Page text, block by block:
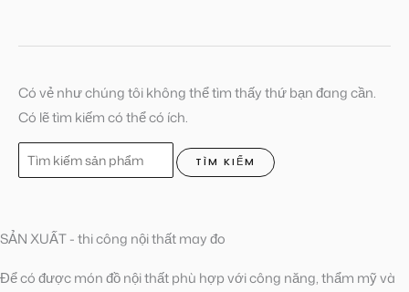
Có vẻ như chúng tôi không thể tìm thấy thứ bạn đang cần.
Có lẽ tìm kiếm có thể có ích.
Tìm
kiếm:
SẢN XUẤT - thi công nội thất may đo
Để có được món đồ nội thất phù hợp với công năng, thẩm mỹ và